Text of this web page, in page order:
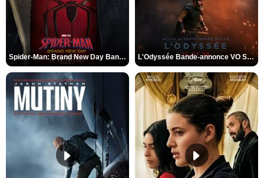
Spider-Man: Brand New Day Bande-annonce VO STFR L'Odyssée Bande-annonce VO STFR